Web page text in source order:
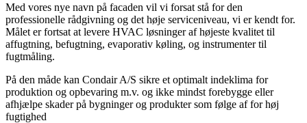
Med vores nye navn på facaden vil vi forsat stå for den
professionelle rådgivning og det høje serviceniveau, vi er kendt for.
Målet er fortsat at levere HVAC løsninger af højeste kvalitet til
affugtning, befugtning, evaporativ køling, og instrumenter til
fugtmåling.
På den måde kan Condair A/S sikre et optimalt indeklima for
produktion og opbevaring m.v. og ikke mindst forebygge eller
afhjælpe skader på bygninger og produkter som følge af for høj
fugtighed